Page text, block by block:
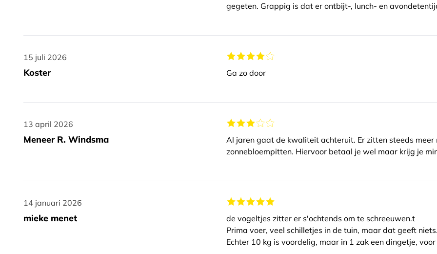
gegeten. Grappig is dat er ontbijt-, lunch- en
15 juli 2026
15 juli 2026
Koster Ga zo door
13 april 2026
13 april 2026
Meneer R. Windsma
Al jaren gaat de kwaliteit achteruit. Er zitten steeds meer
zonnebloempitten. Hiervoor betaal je wel maar krijg je
14 januari 2026
14 januari 2026
mieke menet
de vogeltjes zitter er s'ochtends om te schreeuwen.t
Prima voer, veel schilletjes in de tuin, maar dat geeft
Echter 10 kg is voordelig,